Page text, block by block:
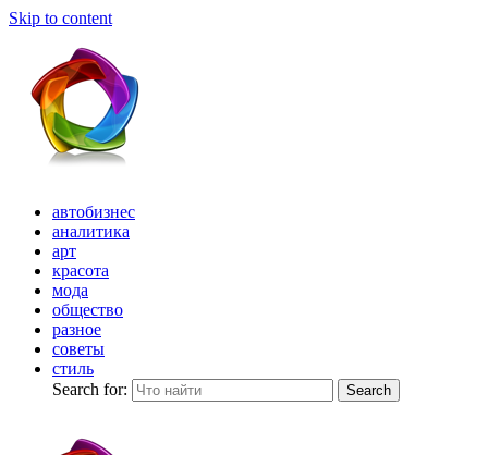
Skip to content
автобизнес
аналитика
арт
красота
мода
общество
разное
советы
стиль
Search for:
Search